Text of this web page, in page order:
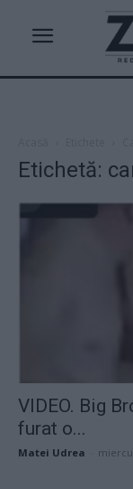
Etichetă:
VIDEO. Big
furat o...
Matei Udrea